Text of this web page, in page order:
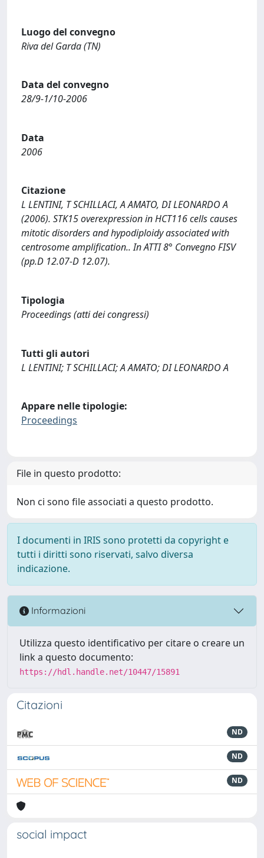
Luogo del convegno
Riva del Garda (TN)
Data del convegno
28/9-1/10-2006
Data
2006
Citazione
L LENTINI, T SCHILLACI, A AMATO, DI LEONARDO A
(2006). STK15 overexpression in HCT116 cells causes
mitotic disorders and hypodiploidy associated with
centrosome amplification.. In ATTI 8° Convegno FISV
(pp.D 12.07-D 12.07).
Tipologia
Proceedings (atti dei congressi)
Tutti gli autori
L LENTINI; T SCHILLACI; A AMATO; DI LEONARDO A
Appare nelle tipologie:
Proceedings
File in questo prodotto:
Non ci sono file associati a questo prodotto.
I documenti in IRIS sono protetti da copyright e
tutti i diritti sono riservati, salvo diversa
indicazione.
Informazioni
Utilizza questo identificativo per citare o creare un
link a questo documento:
https://hdl.handle.net/10447/15891
Citazioni
ND
ND
ND
social impact